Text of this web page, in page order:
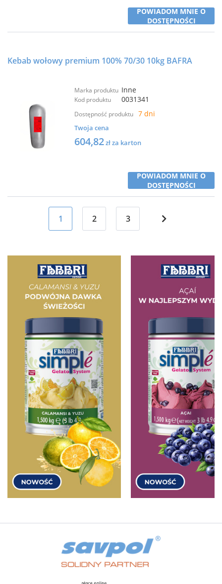
POWIADOM MNIE O
DOSTĘPNOŚCI
Kebab wołowy premium 100% 70/30 10kg BAFRA
Marka produktu Inne
Kod produktu 0031341
Dostępność produktu 7 dni
Twoja cena
604,82zł za karton
POWIADOM MNIE O
DOSTĘPNOŚCI
1 2 3